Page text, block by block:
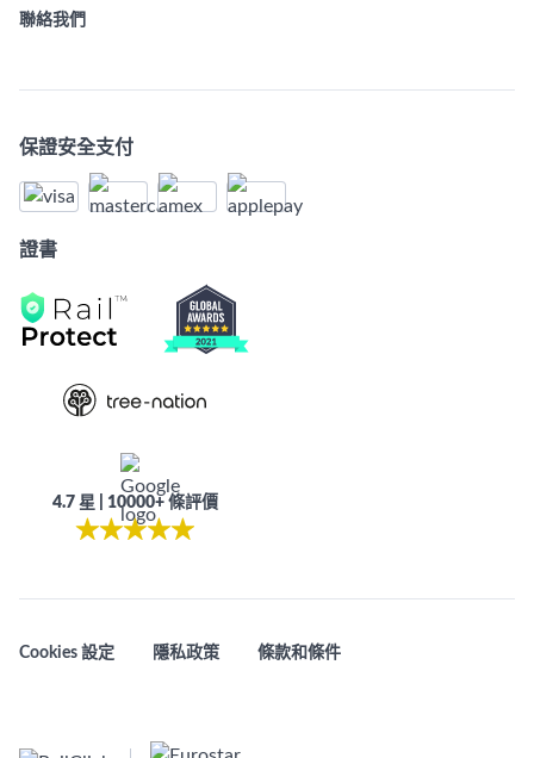
聯絡我們
保證安全支付
證書
4.7 星 | 10000+ 條評價
★★★★★
Cookies 設定 隱私政策 條款和條件